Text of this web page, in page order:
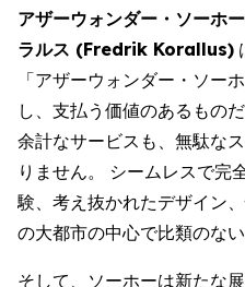
アザーウォンダー・ソーホ
ラルス (Fredrik Korallus)
「アザーウォンダー・ソー
し、支払う価値のあるもの
余計なサービスも、無駄な
りません。 シームレスで完
験、考え抜かれたデザイン
の大都市の中心で比類のな
そして、ソーホーは新たな